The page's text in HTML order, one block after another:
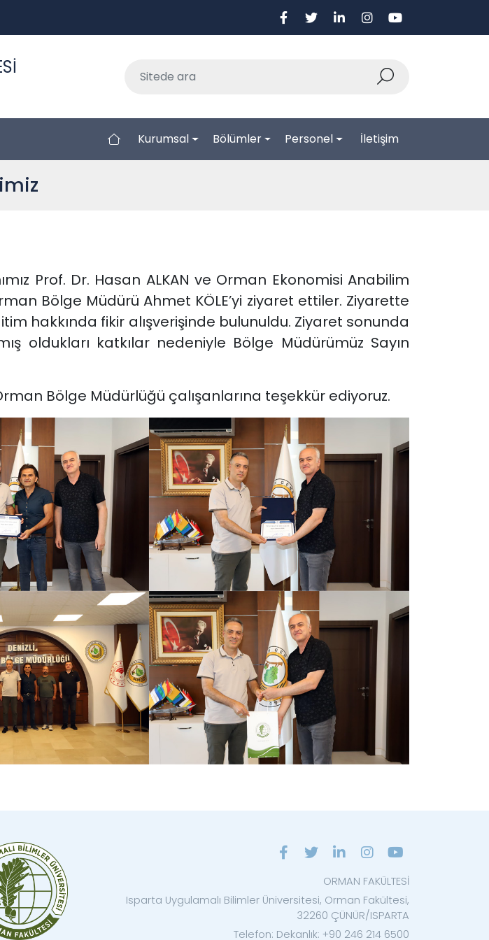
Kurumsal Bölümler Personel İletişim
Prof. Dr. Hasan ALKAN ve Orman Ekonomisi Anabilim
Bölge Müdürü Ahmet KÖLE’yi ziyaret ettiler. Ziyarette
hakkında fikir alışverişinde bulunuldu. Ziyaret sonunda
oldukları katkılar nedeniyle Bölge Müdürümüz Sayın
Bölge Müdürlüğü çalışanlarına teşekkür ediyoruz.
ORMAN FAKÜLTESİ
Isparta Uygulamalı Bilimler Üniversitesi, Orman Fakültesi,
32260 ÇÜNÜR/ISPARTA
Telefon: Dekanlık: +90 246 214 6500